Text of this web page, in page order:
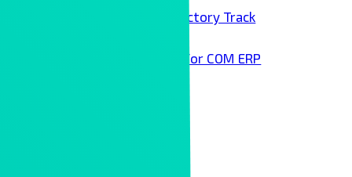
Factory Track
Infor COM ERP